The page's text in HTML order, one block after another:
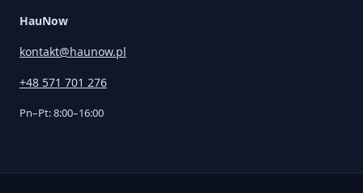
HauNow
kontakt@haunow.pl
+48 571 701 276
Pn–Pt: 8:00–16:00